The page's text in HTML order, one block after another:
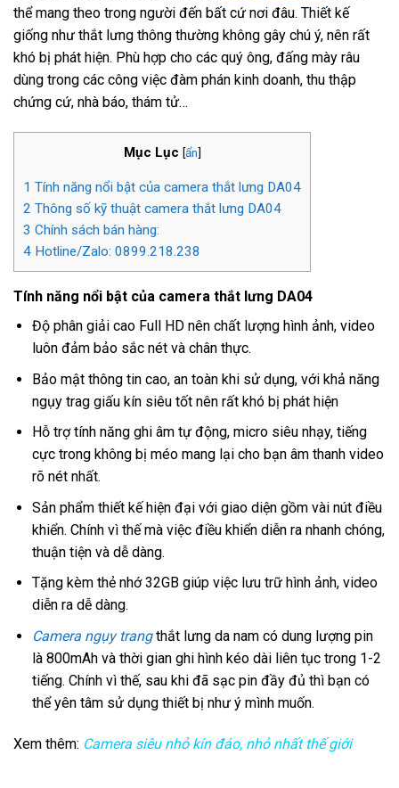
thể mang theo trong người đến bất cứ nơi đâu. Thiết kế
giống như thắt lưng thông thường không gây chú ý, nên rất
khó bị phát hiện. Phù hợp cho các quý ông, đấng mày râu
dùng trong các công việc đàm phán kinh doanh, thu thập
chứng cứ, nhà báo, thám tử…
Mục Lục [ẩn]
1 Tính năng nổi bật của camera thắt lưng DA04
2 Thông số kỹ thuật camera thắt lưng DA04
3 Chính sách bán hàng:
4 Hotline/Zalo: 0899.218.238
Tính năng nổi bật của camera thắt lưng DA04
Độ phân giải cao Full HD nên chất lượng hình ảnh, video
luôn đảm bảo sắc nét và chân thực.
Bảo mật thông tin cao, an toàn khi sử dụng, với khả năng
ngụy trag giấu kín siêu tốt nên rất khó bị phát hiện
Hỗ trợ tính năng ghi âm tự động, micro siêu nhạy, tiếng
cực trong không bị méo mang lại cho bạn âm thanh video
rõ nét nhất.
Sản phẩm thiết kế hiện đại với giao diện gồm vài nút điều
khiển. Chính vì thế mà việc điều khiển diễn ra nhanh chóng,
thuận tiện và dễ dàng.
Tặng kèm thẻ nhớ 32GB giúp việc lưu trữ hình ảnh, video
diễn ra dễ dàng.
Camera ngụy trangthắt lưng da nam có dung lượng pin
là 800mAh và thời gian ghi hình kéo dài liên tục trong 1-2
tiếng. Chính vì thế, sau khi đã sạc pin đầy đủ thì bạn có
thể yên tâm sử dụng thiết bị như ý mình muốn.
Xem thêm: Camera siêu nhỏ kín đáo, nhỏ nhất thế giới